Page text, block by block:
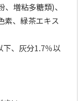
ムカ
ーン
ン型 S
込)
銀のスプーン パウ
チ 健康に育つ子ね
こ用 まぐろ・かつ
(送料別・税込)
増粘多糖類)、
素、緑茶エキス
下、灰分1.7％以